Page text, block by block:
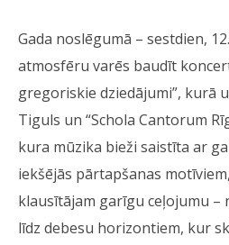
Gada noslēgumā – sestdien,
atmosfēru varēs baudīt
gregoriskie dziedājumi”, kurā
Tiguls un “Schola Cantorum
kura mūzika bieži saistīta ar
iekšējās pārtapšanas
klausītājam garīgu ceļojumu –
līdz debesu horizontiem, kur